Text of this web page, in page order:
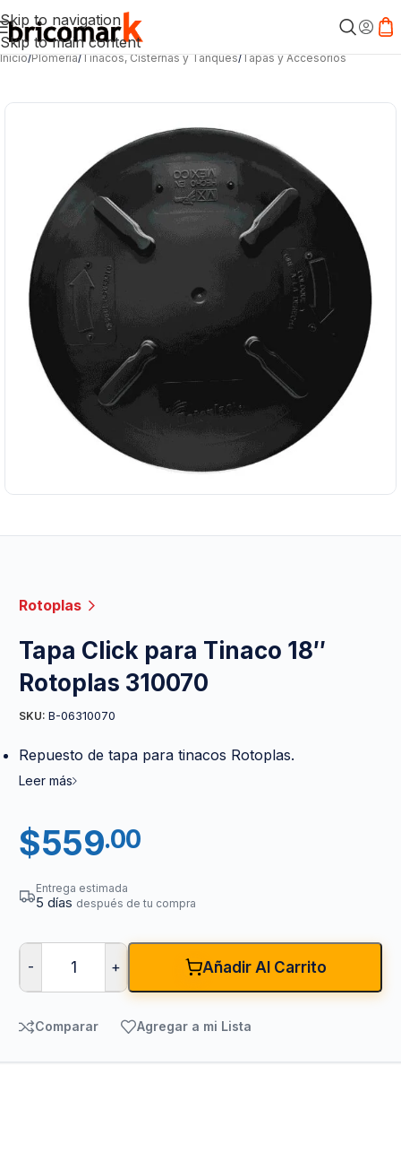
Skip to navigation
Skip to main content
Inicio/Plomería/Tinacos, Cisternas y Tanques/Tapas y Accesorios
Rotoplas
Tapa Click para Tinaco 18″
Rotoplas 310070
SKU: B-06310070
Repuesto de tapa para tinacos Rotoplas.
Leer más
$559.00
Entrega estimada
5 días después de tu compra
- + Añadir Al Carrito
Comparar Agregar a mi Lista